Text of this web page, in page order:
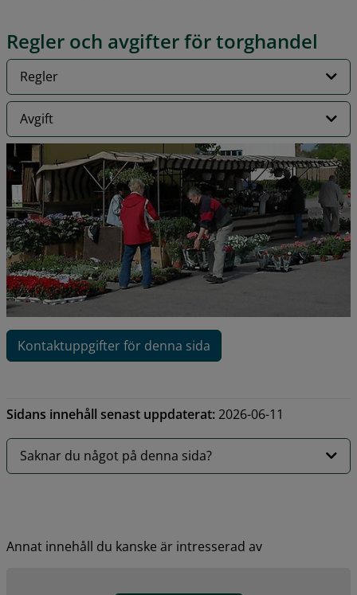
Regler och avgifter för torghandel
Regler
Avgift
Kontaktuppgifter för denna sida
Sidans innehåll senast uppdaterat:2026-06-11
Saknar du något på denna sida?
Annat innehåll du kanske är intresserad av